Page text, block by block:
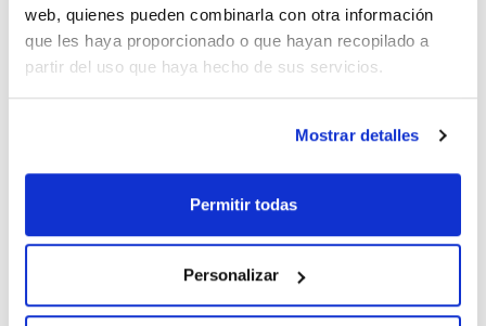
web, quienes pueden combinarla con otra información
que les haya proporcionado o que hayan recopilado a
partir del uso que haya hecho de sus servicios.
Mostrar detalles
Permitir todas
Personalizar
Regístrate para
descargas
Regístrate para
SDS/ Hoja de seguridad
Regístrate para
descargas
productos marca Scharlau habitualmente en stock,
listos para una entrega inmediata.